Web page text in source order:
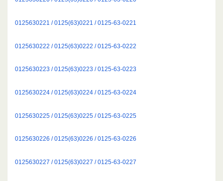
0125630221 / 0125(63)0221 / 0125-63-0221
0125630222 / 0125(63)0222 / 0125-63-0222
0125630223 / 0125(63)0223 / 0125-63-0223
0125630224 / 0125(63)0224 / 0125-63-0224
0125630225 / 0125(63)0225 / 0125-63-0225
0125630226 / 0125(63)0226 / 0125-63-0226
0125630227 / 0125(63)0227 / 0125-63-0227